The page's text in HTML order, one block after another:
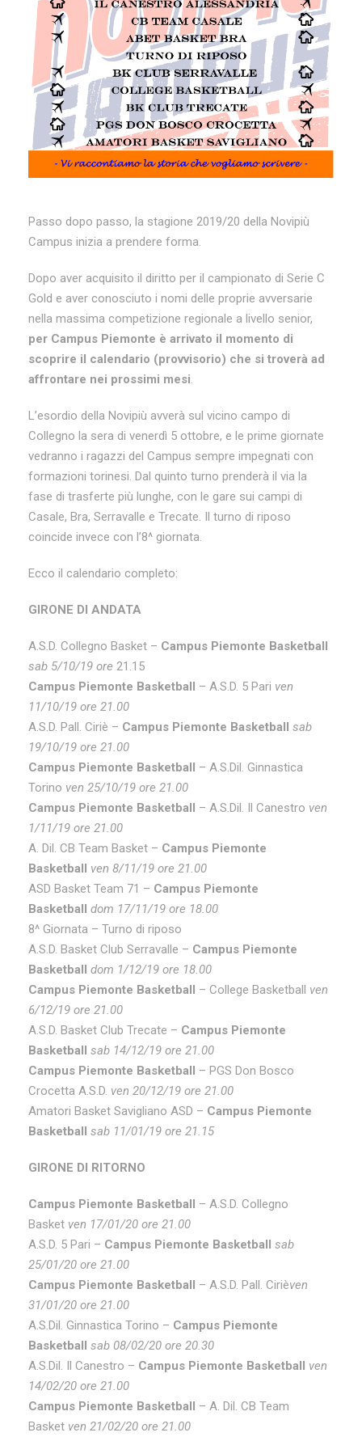
Passo dopo passo, la stagione 2019/20 della Novipiù
Campus inizia a prendere forma.
Dopo aver acquisito il diritto per il campionato di Serie C
Gold e aver conosciuto i nomi delle proprie avversarie
nella massima competizione regionale a livello senior,
per Campus Piemonte è arrivato il momento di
scoprire il calendario (provvisorio) che si troverà ad
affrontare nei prossimi mesi.
L’esordio della Novipiù avverà sul vicino campo di
Collegno la sera di venerdì 5 ottobre, e le prime giornate
vedranno i ragazzi del Campus sempre impegnati con
formazioni torinesi. Dal quinto turno prenderà il via la
fase di trasferte più lunghe, con le gare sui campi di
Casale, Bra, Serravalle e Trecate. Il turno di riposo
coincide invece con l’8^ giornata.
Ecco il calendario completo:
GIRONE DI ANDATA
A.S.D. Collegno Basket – Campus Piemonte Basketball
sab 5/10/19 ore 21.15
Campus Piemonte Basketball – A.S.D. 5 Pari ven
11/10/19 ore 21.00
A.S.D. Pall. Ciriè – Campus Piemonte Basketball sab
19/10/19 ore 21.00
Campus Piemonte Basketball – A.S.Dil. Ginnastica
Torino ven 25/10/19 ore 21.00
Campus Piemonte Basketball – A.S.Dil. Il Canestro ven
1/11/19 ore 21.00
A. Dil. CB Team Basket – Campus Piemonte
Basketball ven 8/11/19 ore 21.00
ASD Basket Team 71 – Campus Piemonte
Basketball dom 17/11/19 ore 18.00
8^ Giornata – Turno di riposo
A.S.D. Basket Club Serravalle – Campus Piemonte
Basketball dom 1/12/19 ore 18.00
Campus Piemonte Basketball – College Basketball ven
6/12/19 ore 21.00
A.S.D. Basket Club Trecate – Campus Piemonte
Basketball sab 14/12/19 ore 21.00
Campus Piemonte Basketball – PGS Don Bosco
Crocetta A.S.D. ven 20/12/19 ore 21.00
Amatori Basket Savigliano ASD – Campus Piemonte
Basketball sab 11/01/19 ore 21.15
GIRONE DI RITORNO
Campus Piemonte Basketball – A.S.D. Collegno
Basket ven 17/01/20 ore 21.00
A.S.D. 5 Pari – Campus Piemonte Basketball sab
25/01/20 ore 21.00
Campus Piemonte Basketball – A.S.D. Pall. Cirièven
31/01/20 ore 21.00
A.S.Dil. Ginnastica Torino – Campus Piemonte
Basketball sab 08/02/20 ore 20.30
A.S.Dil. Il Canestro – Campus Piemonte Basketball ven
14/02/20 ore 21.00
Campus Piemonte Basketball – A. Dil. CB Team
Basket ven 21/02/20 ore 21.00